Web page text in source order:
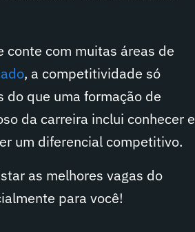
conte com muitas áreas de
, a competitividade só
do que uma formação de
da carreira inclui conhecer e
um diferencial competitivo.
as melhores vagas do
para você!